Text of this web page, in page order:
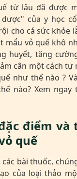
từ lâu đã được
của y học
cho cả sức khỏe
mẩu vỏ quế khô
huyết, tăng
cân một cách tự
như thế nào ?
nào? Xem ngay
điểm và
quế
bài thuốc,
của loại thảo